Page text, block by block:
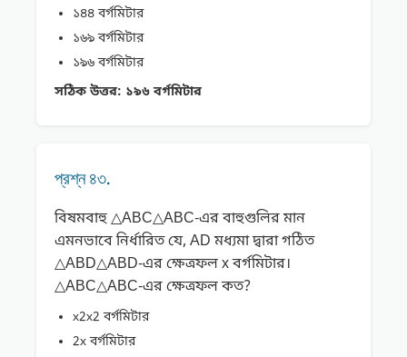
১৪৪ বর্গমিটার
১৬৯ বর্গমিটার
১৯৬ বর্গমিটার
সঠিক উত্তর: ১৯৬ বর্গমিটার
প্রশ্ন ৪৩.
বিষমবাহু △ABC△ABC-এর বাহুগুলির মান
এমনভাবে নির্ধারিত যে, AD মধ্যমা দ্বারা গঠিত
△ABD△ABD-এর ক্ষেত্রফল x বর্গমিটার।
△ABC△ABC-এর ক্ষেত্রফল কত?
x2x2 বর্গমিটার
2x বর্গমিটার